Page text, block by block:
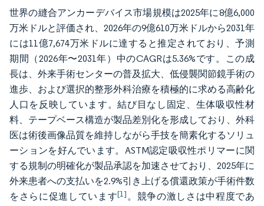
世界の縫合アンカーデバイス市場規模は2025年に8億6,000
万米ドルと評価され、2026年の9億610万米ドルから2031年
には11億7,674万米ドルに達すると推定されており、予測
期間（2026年〜2031年）中のCAGRは5.36%です。この成
長は、外来手術センターの普及拡大、低侵襲関節鏡手術の
進歩、および選択的整形外科治療を積極的に求める高齢化
人口を反映しています。結び目なし固定、生体吸収性材
料、テープベース構造が製品差別化を形成しており、外科
医は術後画像品質を維持しながら手技を簡素化するソリュ
ーションを好んでいます。ASTM認定吸収性ポリマーに関
する規制の明確化が製品承認を加速させており、2025年に
外来患者への支払いを2.9%引き上げる償還政策が手術件数
をさらに促進しています[1]。競争の激しさは中程度であ